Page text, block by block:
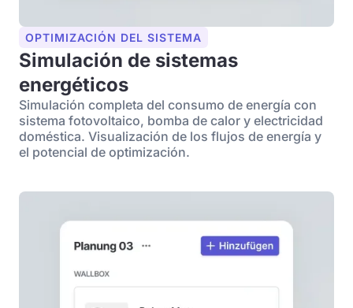
OPTIMIZACIÓN DEL SISTEMA
Simulación de sistemas
energéticos
Simulación completa del consumo de energía con
sistema fotovoltaico, bomba de calor y electricidad
doméstica. Visualización de los flujos de energía y
el potencial de optimización.